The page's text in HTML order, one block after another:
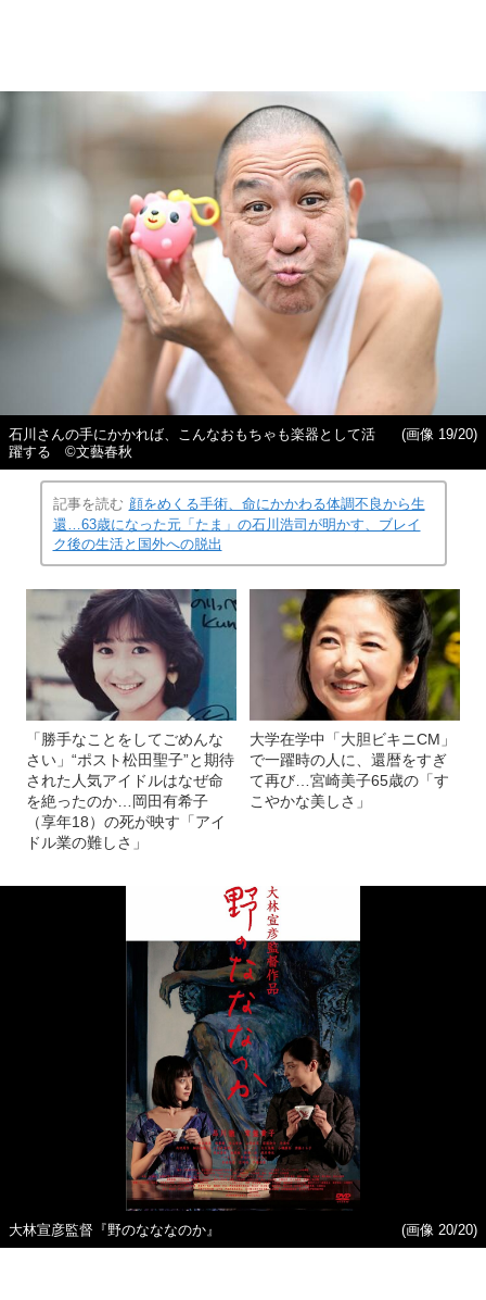
石川さんの手にかかれば、こんなおもちゃも楽器として活
躍する ©︎文藝春秋
(画像 19/20)
記事を読む 顔をめくる手術、命にかかわる体調不良から生
還…63歳になった元「たま」の石川浩司が明かす、ブレイ
ク後の生活と国外への脱出
「勝手なことをしてごめんな
さい」“ポスト松田聖子”と期待
された人気アイドルはなぜ命
を絶ったのか…岡田有希子
（享年18）の死が映す「アイ
ドル業の難しさ」
大学在学中「大胆ビキニCM」
で一躍時の人に、還暦をすぎ
て再び…宮崎美子65歳の「す
こやかな美しさ」
大林宣彦監督『野のなななのか』 (画像 20/20)